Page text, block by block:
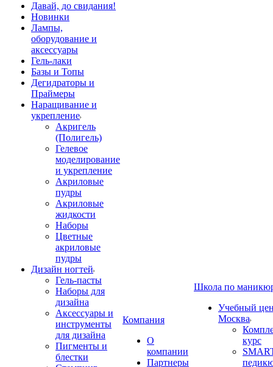
Давай, до свидания!
Новинки
Лампы,
оборудование и
аксессуары
Гель-лаки
Базы и Топы
Дегидраторы и
Праймеры
Наращивание и
укрепление
Акригель
(Полигель)
Гелевое
моделирование
и укрепление
Акриловые
пудры
Акриловые
жидкости
Наборы
Цветные
акриловые
пудры
Дизайн ногтей
Гель-пасты
Наборы для
дизайна
Аксессуары и
инструменты
для дизайна
Пигменты и
блестки
Компания
О
компании
Партнеры
Школа по
Учебный
Москва
курс